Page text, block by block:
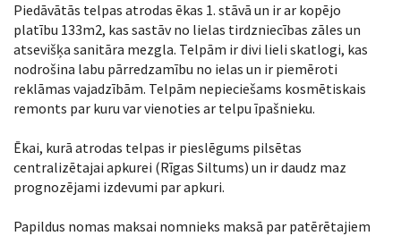
Piedāvātās telpas atrodas ēkas 1. stāvā un ir ar kopējo
platību 133m2, kas sastāv no lielas tirdzniecības zāles un
atsevišķa sanitāra mezgla. Telpām ir divi lieli skatlogi, kas
nodrošina labu pārredzamību no ielas un ir piemēroti
reklāmas vajadzībām. Telpām nepieciešams kosmētiskais
remonts par kuru var vienoties ar telpu īpašnieku.
Ēkai, kurā atrodas telpas ir pieslēgums pilsētas
centralizētajai apkurei (Rīgas Siltums) un ir daudz maz
prognozējami izdevumi par apkuri.
Papildus nomas maksai nomnieks maksā par patērētajiem